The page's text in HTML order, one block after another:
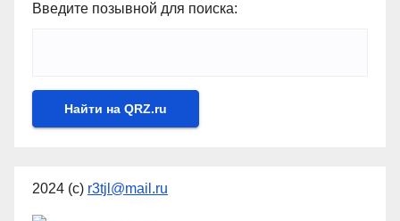
Введите позывной для поиска:
2024 (с) r3tjl@mail.ru